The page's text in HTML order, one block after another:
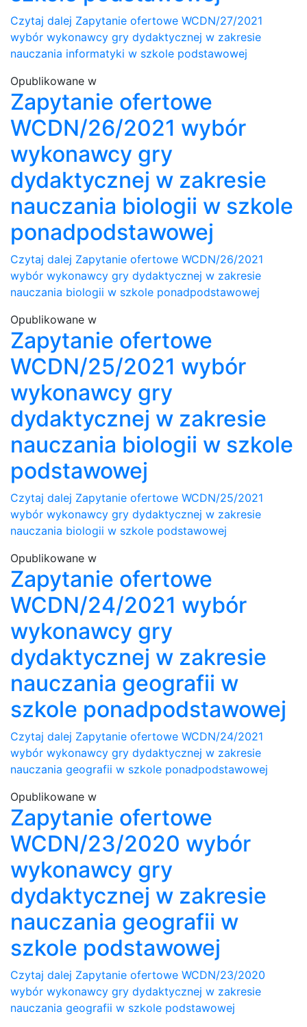
Czytaj dalej Zapytanie ofertowe WCDN/27/2021
wybór wykonawcy gry dydaktycznej w zakresie
nauczania informatyki w szkole podstawowej
Opublikowane w
Zapytanie ofertowe
WCDN/26/2021 wybór
wykonawcy gry
dydaktycznej w zakresie
nauczania biologii w szkole
ponadpodstawowej
Czytaj dalej Zapytanie ofertowe WCDN/26/2021
wybór wykonawcy gry dydaktycznej w zakresie
nauczania biologii w szkole ponadpodstawowej
Opublikowane w
Zapytanie ofertowe
WCDN/25/2021 wybór
wykonawcy gry
dydaktycznej w zakresie
nauczania biologii w szkole
podstawowej
Czytaj dalej Zapytanie ofertowe WCDN/25/2021
wybór wykonawcy gry dydaktycznej w zakresie
nauczania biologii w szkole podstawowej
Opublikowane w
Zapytanie ofertowe
WCDN/24/2021 wybór
wykonawcy gry
dydaktycznej w zakresie
nauczania geografii w
szkole ponadpodstawowej
Czytaj dalej Zapytanie ofertowe WCDN/24/2021
wybór wykonawcy gry dydaktycznej w zakresie
nauczania geografii w szkole ponadpodstawowej
Opublikowane w
Zapytanie ofertowe
WCDN/23/2020 wybór
wykonawcy gry
dydaktycznej w zakresie
nauczania geografii w
szkole podstawowej
Czytaj dalej Zapytanie ofertowe WCDN/23/2020
wybór wykonawcy gry dydaktycznej w zakresie
nauczania geografii w szkole podstawowej